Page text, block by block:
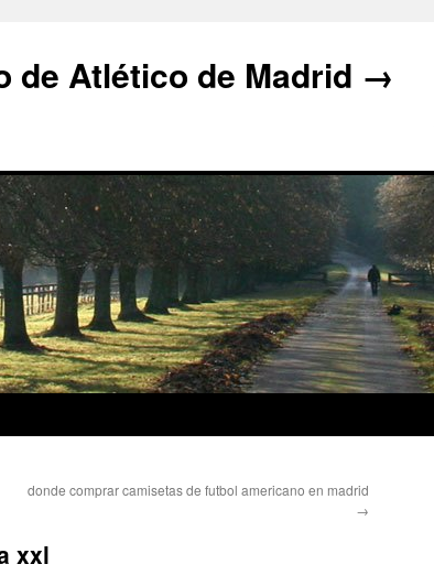
de Atlético de Madrid →
donde comprar camisetas de futbol americano en madrid
→
xxl